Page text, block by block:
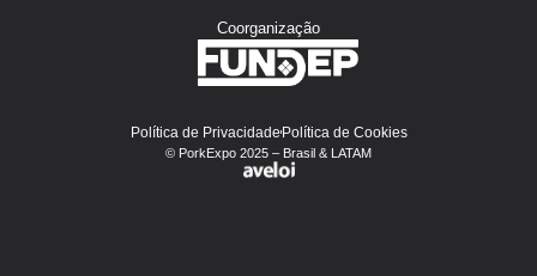
Coorganização
Política de PrivacidadePolítica de Cookies
© PorkExpo 2025 – Brasil & LATAM